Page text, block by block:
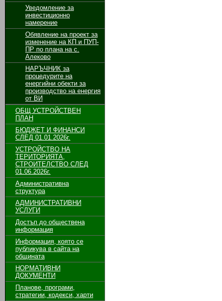
Уведомление за
инвестиционно
намерение
Обявление на проект за
изменение на КП и ПУП-
ПР по плана на с.
Алеково
НАРЪЧНИК за
процедурите на
енергийни обекти за
производство на енергия
от ВИ
ОБЩ УСТРОЙСТВЕН
ПЛАН
БЮДЖЕТ И ФИНАНСИ
СЛЕД 01.01.2026г.
УСТРОЙСТВО НА
ТЕРИТОРИЯТА,
СТРОИТЕЛСТВО СЛЕД
01.06.2026г.
Административна
структура
АДМИНИСТРАТИВНИ
УСЛУГИ
Достъп до обществена
информация
Информация, която се
публикува в сайта на
общината
НОРМАТИВНИ
ДОКУМЕНТИ
Планове, програми,
стратегии, кодекси, харти